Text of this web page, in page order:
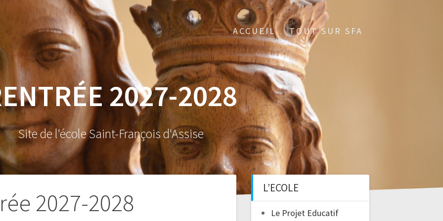
ACCUEIL TOUT SUR SFA
2027-2028
Site de l'école Saint-François d'Assise
2027-2028 L’ECOLE
Le Projet Educatif